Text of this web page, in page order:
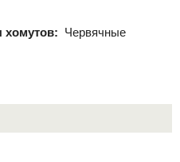
хомутов: Червячные